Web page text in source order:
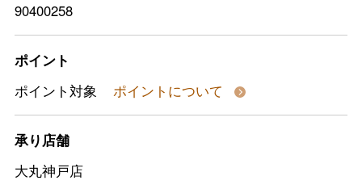
90400258
ポイント
ポイント対象
ポイントについて
承り店舗
大丸神戸店